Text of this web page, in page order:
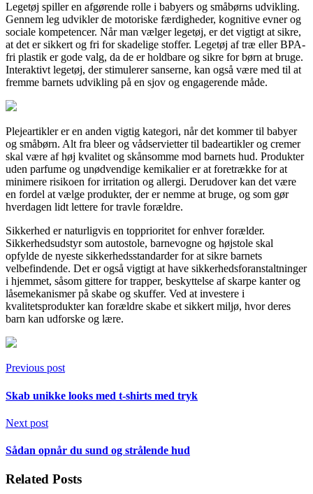
Legetøj spiller en afgørende rolle i babyers og småbørns udvikling.
Gennem leg udvikler de motoriske færdigheder, kognitive evner og
sociale kompetencer. Når man vælger legetøj, er det vigtigt at sikre,
at det er sikkert og fri for skadelige stoffer. Legetøj af træ eller BPA-
fri plastik er gode valg, da de er holdbare og sikre for børn at bruge.
Interaktivt legetøj, der stimulerer sanserne, kan også være med til at
fremme barnets udvikling på en sjov og engagerende måde.
Plejeartikler er en anden vigtig kategori, når det kommer til babyer
og småbørn. Alt fra bleer og vådservietter til badeartikler og cremer
skal være af høj kvalitet og skånsomme mod barnets hud. Produkter
uden parfume og unødvendige kemikalier er at foretrække for at
minimere risikoen for irritation og allergi. Derudover kan det være
en fordel at vælge produkter, der er nemme at bruge, og som gør
hverdagen lidt lettere for travle forældre.
Sikkerhed er naturligvis en topprioritet for enhver forælder.
Sikkerhedsudstyr som autostole, barnevogne og højstole skal
opfylde de nyeste sikkerhedsstandarder for at sikre barnets
velbefindende. Det er også vigtigt at have sikkerhedsforanstaltninger
i hjemmet, såsom gittere for trapper, beskyttelse af skarpe kanter og
låsemekanismer på skabe og skuffer. Ved at investere i
kvalitetsprodukter kan forældre skabe et sikkert miljø, hvor deres
barn kan udforske og lære.
Previous post
Skab unikke looks med t-shirts med tryk
Next post
Sådan opnår du sund og strålende hud
Related Posts